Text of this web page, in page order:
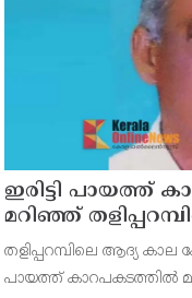
ഇരിട്ടി പായത്ത്
മറിഞ്ഞ്
കോണ്‍ഗ്രസ്
തളിപ്പറമ്പിലെ ആദ്യ
പായത്ത് കാറപകടത്തില്‍